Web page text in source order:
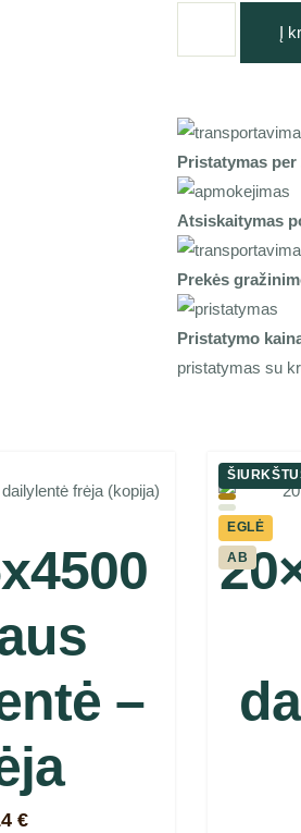
Į
Pristatymas per
Atsiskaitymas
Prekės
Pristatymo
pristatymas su
–
€
EGLĖ
AB